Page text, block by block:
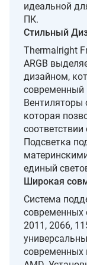
идеальной
ПК.
Стильный
Thermalright
ARGB
дизайном,
современный
Вентиляторы
которая
Подсветка
единый
Широкая
Система
современных
2011, 2066,
современных